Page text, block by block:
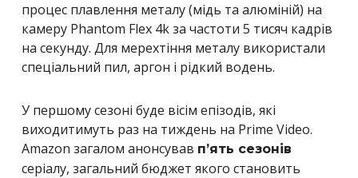
процес плавлення металу (мідь та алюміній) на
камеру Phantom Flex 4k за частоти 5 тисяч кадрів
на секунду. Для мерехтіння металу використали
спеціальний пил, аргон і рідкий водень.
У першому сезоні буде вісім епізодів, які
виходитимуть раз на тиждень на Prime Video.
Amazon загалом анонсував п’ять сезонів
серіалу, загальний бюджет якого становить